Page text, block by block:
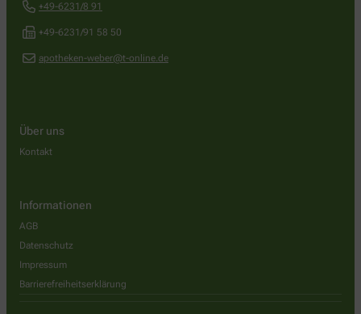
+49-6231/8 91
+49-6231/91 58 50
apotheken-weber@t-online.de
Über uns
Kontakt
Informationen
AGB
Datenschutz
Impressum
Barrierefreiheitserklärung